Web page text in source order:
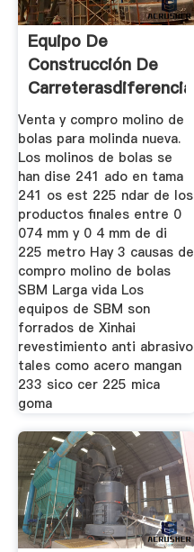
Equipo De
Construcción De
Carreterasdiferencia
Entre ...
Venta y compro molino de
bolas para molinda nueva.
Los molinos de bolas se
han dise 241 ado en tama
241 os est 225 ndar de los
productos finales entre 0
074 mm y 0 4 mm de di
225 metro Hay 3 causas de
compro molino de bolas
SBM Larga vida Los
equipos de SBM son
forrados de Xinhai
revestimiento anti abrasivo
tales como acero mangan
233 sico cer 225 mica
goma